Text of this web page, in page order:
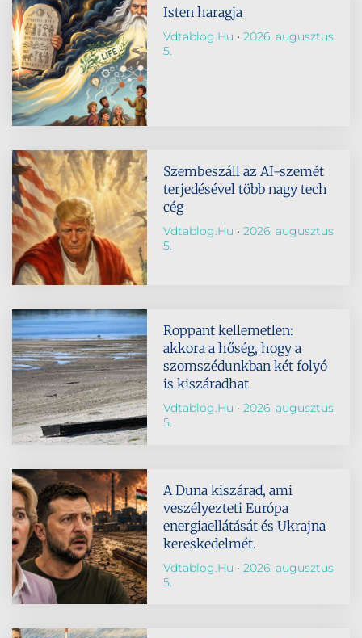
Isten haragja
Vdtablog.hu
2026. augusztus
5.
Szembeszáll az AI-szemét
terjedésével több nagy tech
cég
Vdtablog.hu
2026. augusztus
5.
Roppant kellemetlen:
akkora a hőség, hogy a
szomszédunkban két folyó
is kiszáradhat
Vdtablog.hu
2026. augusztus
5.
A Duna kiszárad, ami
veszélyezteti Európa
energiaellátását és Ukrajna
kereskedelmét.
Vdtablog.hu
2026. augusztus
5.